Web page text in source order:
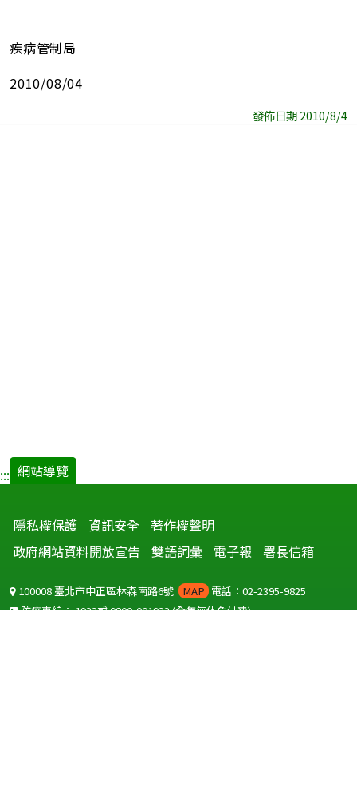
疾病管制局
2010/08/04
發佈日期 2010/8/4
::: 網站導覽
隱私權保護 資訊安全 著作權聲明
政府網站資料開放宣告
雙語詞彙 電子報 署長信箱
100008 臺北市中正區林森南路6號 MAP 電話：02-2395-9825
防疫專線：1922或0800-001922(全年無休免付費)